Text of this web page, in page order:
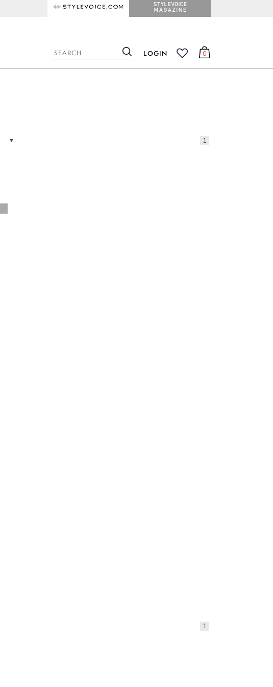
検
索
LOGIN
0
1
1